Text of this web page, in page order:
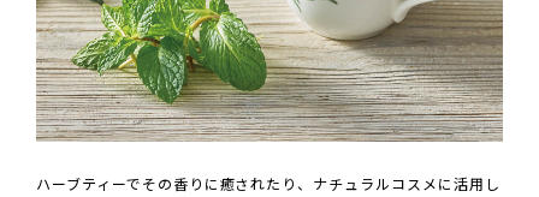
ハーブティーでその香りに癒されたり、ナチュラルコスメに活用し